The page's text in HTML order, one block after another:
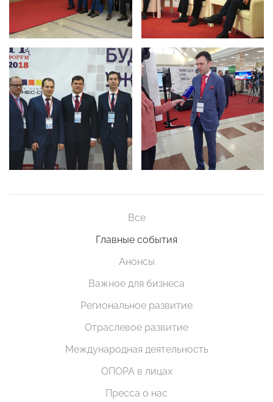
Все
Главные события
Анонсы
Важное для бизнеса
Региональное развитие
Отраслевое развитие
Международная деятельность
ОПОРА в лицах
Пресса о нас